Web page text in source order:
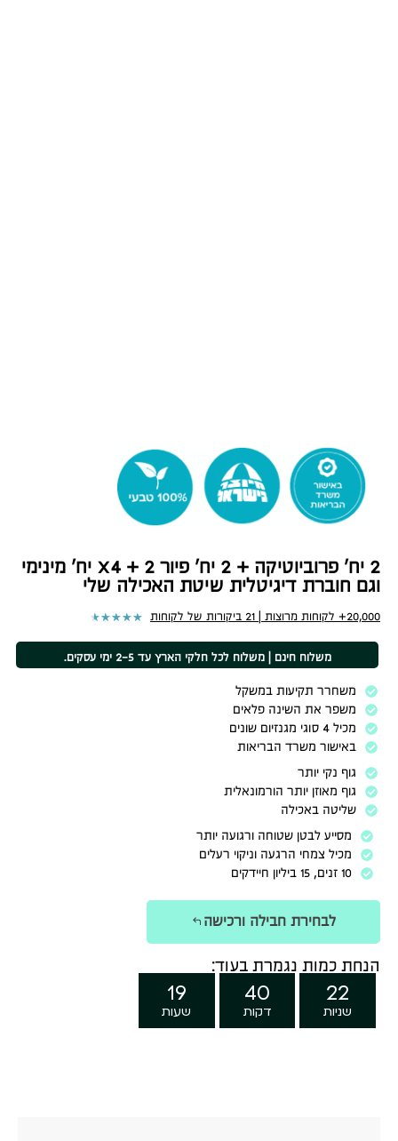
2 יח' פרוביוטיקה + 2 יח' פיור x4 + 2 יח׳ מינימי
וגם חוברת דיגיטלית שיטת האכילה שלי
20,000+ לקוחות מרוצות | 21 ביקורות של לקוחות ★
★
★
★
★
משלוח חינם | משלוח לכל חלקי הארץ עד 2-5 ימי עסקים.
משחרר תקיעות במשקל
משפר את השינה פלאים
מכיל 4 סוגי מגנזיום שונים
באישור משרד הבריאות
גוף נקי יותר
גוף מאוזן יותר הורמונאלית
שליטה באכילה
מסייע לבטן שטוחה ורגועה יותר
מכיל צמחי הרגעה וניקוי רעלים
10 זנים, 15 ביליון חיידקים
לבחירת חבילה ורכישה
19
שעות
40
דקות
21
שניות
הנחת כמות נגמרת בעוד: